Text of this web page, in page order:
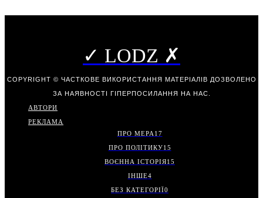
✓ LODZ ✗
COPYRIGHT © ЧАСТКОВЕ ВИКОРИСТАННЯ МАТЕРІАЛІВ ДОЗВОЛЕНО
ЗА НАЯВНОСТІ ГІПЕРПОСИЛАННЯ НА НАС.
АВТОРИ
РЕКЛАМА
ПРО МЕРА 17
ПРО ПОЛІТИКУ15
ВОЄННА ІСТОРІЯ15
ІНШЕ4
БЕЗ КАТЕГОРІЇ0